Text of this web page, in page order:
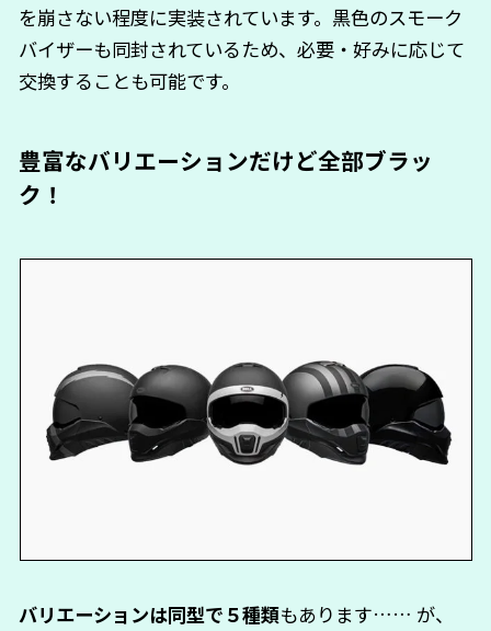
を崩さない程度に実装されています。黒色のスモーク
バイザーも同封されているため、必要・好みに応じて
交換することも可能です。
豊富なバリエーションだけど全部ブラッ
ク！
バリエーションは同型で５種類もあります…… が、